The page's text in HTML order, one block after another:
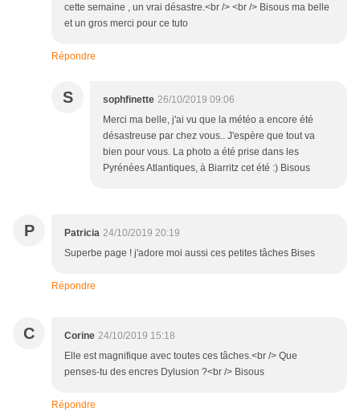
cette semaine , un vrai désastre.<br /> <br /> Bisous ma belle
et un gros merci pour ce tuto
Répondre
S sophfinette 26/10/2019 09:06
Merci ma belle, j'ai vu que la météo a encore été
désastreuse par chez vous.. J'espère que tout va
bien pour vous. La photo a été prise dans les
Pyrénées Atlantiques, à Biarritz cet été :) Bisous
P Patricia 24/10/2019 20:19
Superbe page ! j'adore moi aussi ces petites tâches Bises
Répondre
C Corine 24/10/2019 15:18
Elle est magnifique avec toutes ces tâches.<br /> Que
penses-tu des encres Dylusion ?<br /> Bisous
Répondre